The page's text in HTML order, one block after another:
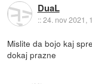
DuaL
::24. nov 2021,
Mislite da bojo kaj
dokaj prazne